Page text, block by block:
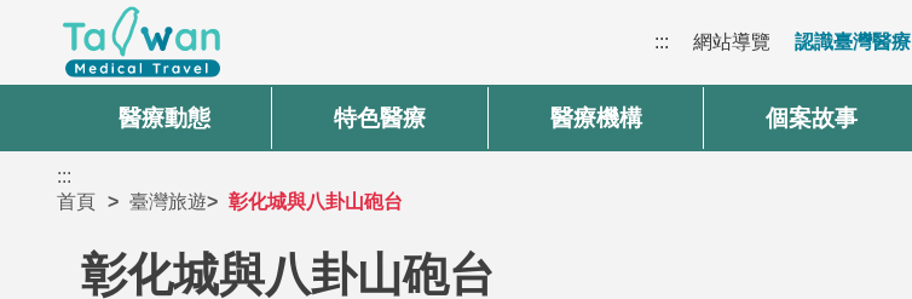
::: 網站導覽 認識臺灣醫療
醫療動態 特色醫療 醫療機構 個案故事
:::
首頁
臺灣旅遊 彰化城與八卦山砲台
彰化城與八卦山砲台